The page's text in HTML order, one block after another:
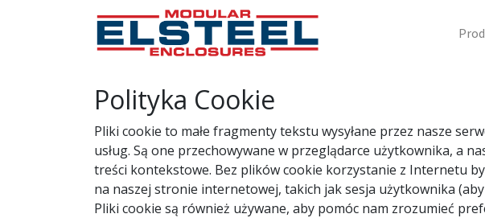
Polityka Cookie
Pliki cookie to małe fragmenty tekstu wysyłane przez nasze
usług. Są one przechowywane w przeglądarce użytkownika, a
treści kontekstowe. Bez plików cookie korzystanie z Internetu
na naszej stronie internetowej, takich jak sesja użytkownika
Pliki cookie są również używane, aby pomóc nam zrozumieć